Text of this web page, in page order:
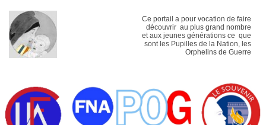
Ce portail a pour vocation de faire
découvrir au plus grand nombre
et aux jeunes générations ce que
sont les Pupilles de la Nation, les
Orphelins de Guerre